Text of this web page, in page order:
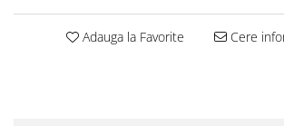
Adauga la Favorite Cere